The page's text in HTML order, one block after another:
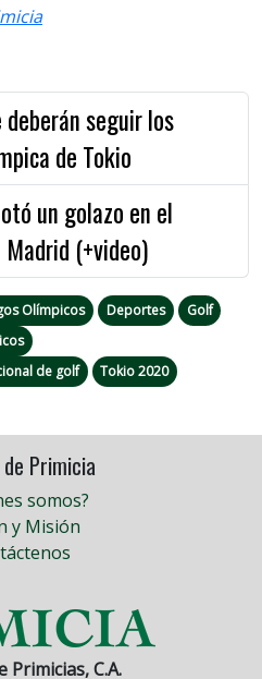
seguir los
de Tokio
un golazo en el
(+video)
Olímpicos Deportes
Golf
de golf
Tokio 2020
Primicia
somos?
y Misión
Primicias, C.A.